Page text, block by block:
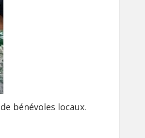
bénévoles locaux.